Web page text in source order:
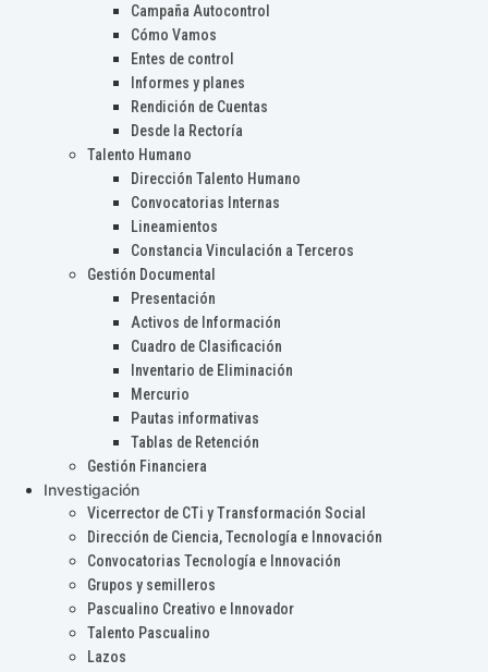
Campaña Autocontrol
Cómo Vamos
Entes de control
Informes y planes
Rendición de Cuentas
Desde la Rectoría
Talento Humano
Dirección Talento Humano
Convocatorias Internas
Lineamientos
Constancia Vinculación a Terceros
Gestión Documental
Presentación
Activos de Información
Cuadro de Clasificación
Inventario de Eliminación
Mercurio
Pautas informativas
Tablas de Retención
Gestión Financiera
Investigación
Vicerrector de CTi y Transformación Social
Dirección de Ciencia, Tecnología e Innovación
Convocatorias Tecnología e Innovación
Grupos y semilleros
Pascualino Creativo e Innovador
Talento Pascualino
Lazos